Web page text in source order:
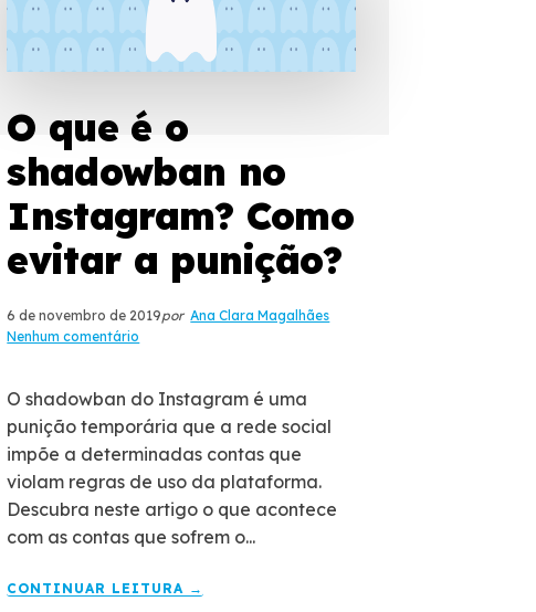
O que é o
shadowban no
Instagram? Como
evitar a punição?
6 de novembro de 2019por Ana Clara Magalhães
Nenhum comentário
O shadowban do Instagram é uma
punição temporária que a rede social
impõe a determinadas contas que
violam regras de uso da plataforma.
Descubra neste artigo o que acontece
com as contas que sofrem o...
CONTINUAR LEITURA →